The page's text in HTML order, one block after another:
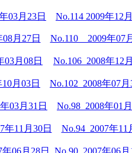
03月23日 No.114 2009年12
月27日 No.110 2009年07
03月08日 No.106 2008年12
月03日 No.102 2008年07月
03月31日 No.98 2008年01
年11月30日 No.94 2007年11
06月28日 No.90 2007年06月